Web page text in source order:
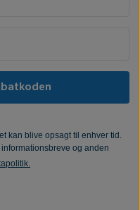
kan blive opsagt til enhver tid.
og anden